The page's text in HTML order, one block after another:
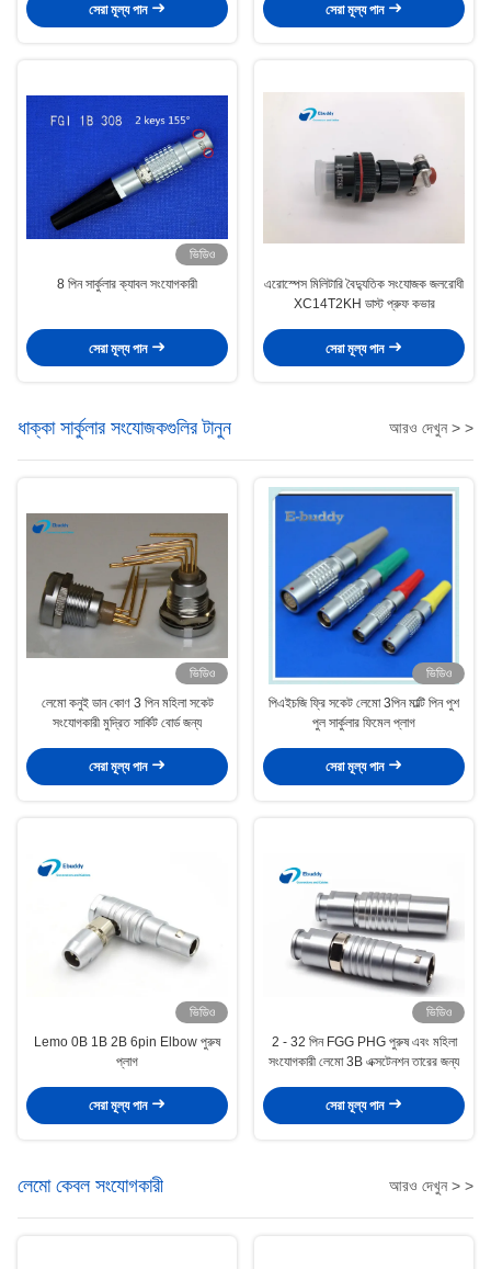
সেরা মূল্য পান সেরা মূল্য পান
ভিডিও
8 পিন সার্কুলার ক্যাবল সংযোগকারী
সেরা মূল্য পান
এরোস্পেস মিলিটারি বৈদ্যুতিক সংযোজক জলরোধী
XC14T2KH ডাস্ট প্রুফ কভার
সেরা মূল্য পান
ধাক্কা সার্কুলার সংযোজকগুলির টানুন আরও দেখুন > >
ভিডিও
লেমো কনুই ডান কোণ 3 পিন মহিলা সকেট
সংযোগকারী মুদ্রিত সার্কিট বোর্ড জন্য
সেরা মূল্য পান
ভিডিও
পিএইচজি ফ্রি সকেট লেমো 3পিন মাল্টি পিন পুশ
পুল সার্কুলার ফিমেল প্লাগ
সেরা মূল্য পান
ভিডিও
Lemo 0B 1B 2B 6pin Elbow পুরুষ
প্লাগ
সেরা মূল্য পান
ভিডিও
2 - 32 পিন FGG PHG পুরুষ এবং মহিলা
সংযোগকারী লেমো 3B এক্সটেনশন তারের জন্য
সেরা মূল্য পান
লেমো কেবল সংযোগকারী আরও দেখুন > >